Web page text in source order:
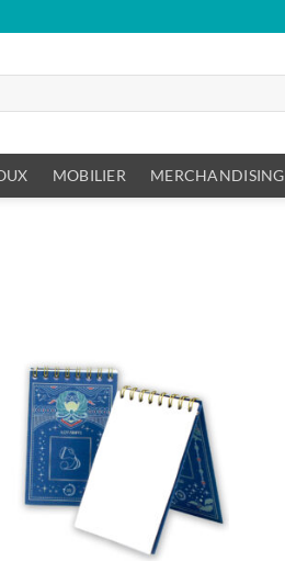
MOBILIER MERCHANDISING